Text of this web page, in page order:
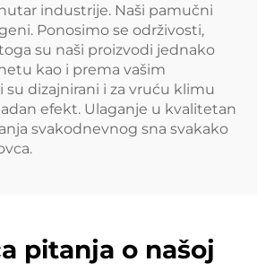
industrije. Naši pamučni
Ponosimo se održivosti,
su naši proizvodi jednako
kao i prema vašim
su dizajnirani i za vruću klimu
efekt. Ulaganje u kvalitetan
svakodnevnog sna svakako
pitanja o našoj